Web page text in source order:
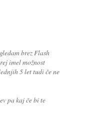
brez Flash
imel možnost
5 let tudi če ne
pa kaj če bi te